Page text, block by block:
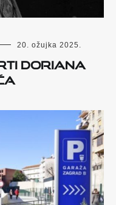
20. ožujka 2025.
Doriana